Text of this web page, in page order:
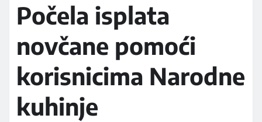
Počela isplata
novčane pomoći
korisnicima Narodne
kuhinje